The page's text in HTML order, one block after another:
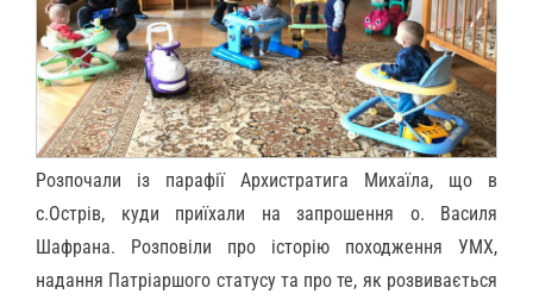
Розпочали із парафії Архистратига Михаїла, що в
с.Острів, куди приїхали на запрошення о. Василя
Шафрана. Розповіли про історію походження УМХ,
надання Патріаршого статусу та про те, як розвивається